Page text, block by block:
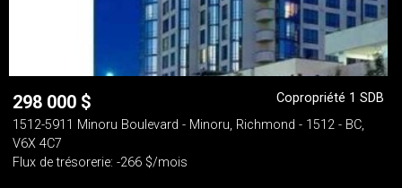
298 000 $
Copropriété 1 SDB
1512-5911 Minoru Boulevard - Minoru, Richmond - 1512 - BC,
V6X 4C7
Flux de trésorerie: -266 $/mois